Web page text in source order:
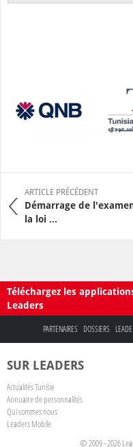
ARTICLE PRÉCÉDENT
Démarrage de
la loi ...
Téléchargez les
Leaders
PARTENAIRES DOSSIERS
SUR LEADERS
Actualités Tunisie
Annuaire de personnalités
Qui sommes nous
Leaders Mobile
© 2009 - 2026